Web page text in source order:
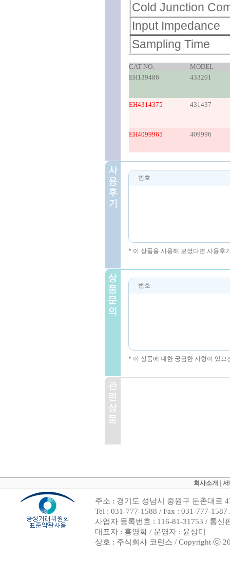
Cold Junction
Input Impedance
Sampling Time
CAT NO.
MODEL
EH139486
433201
EH4314375 431437
EH4099965 409996
번호
* 이 상품을 사용해 보셨다면 사용후
번호
* 이 상품에 대한 궁금한 사항이 있
회사소개
주소 : 경기도 성남시 중원구 둔촌대로
Tel : 031-777-1588 / Fax : 031-777-
사업자 등록번호 : 116-81-31753 / 통신
대표자 : 홍영화 / 운영자 : 윤상미
상호 : 주식회사 코린스 / Copyright ⓒ